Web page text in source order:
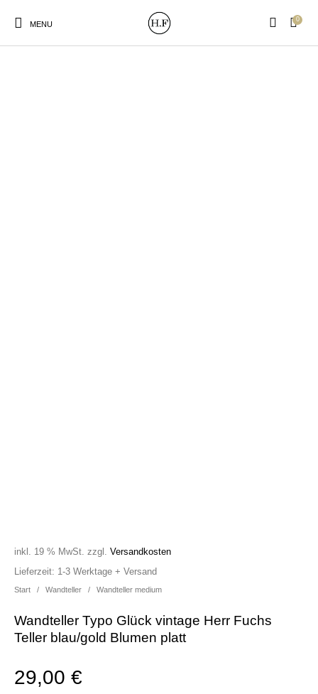
MENU
0
Start / Wandteller / Wandteller medium
Wandteller Typo Glück vintage Herr Fuchs
Teller blau/gold Blumen platt
29,00€
inkl. 19 % MwSt. zzgl.Versandkosten
Lieferzeit: 1-3 Werktage + Versand